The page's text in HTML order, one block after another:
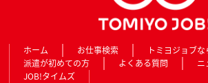
ホーム お仕事検索
トミヨジョブな
派遣が初めての方
よくある質問
ニ
JOB!タイムズ